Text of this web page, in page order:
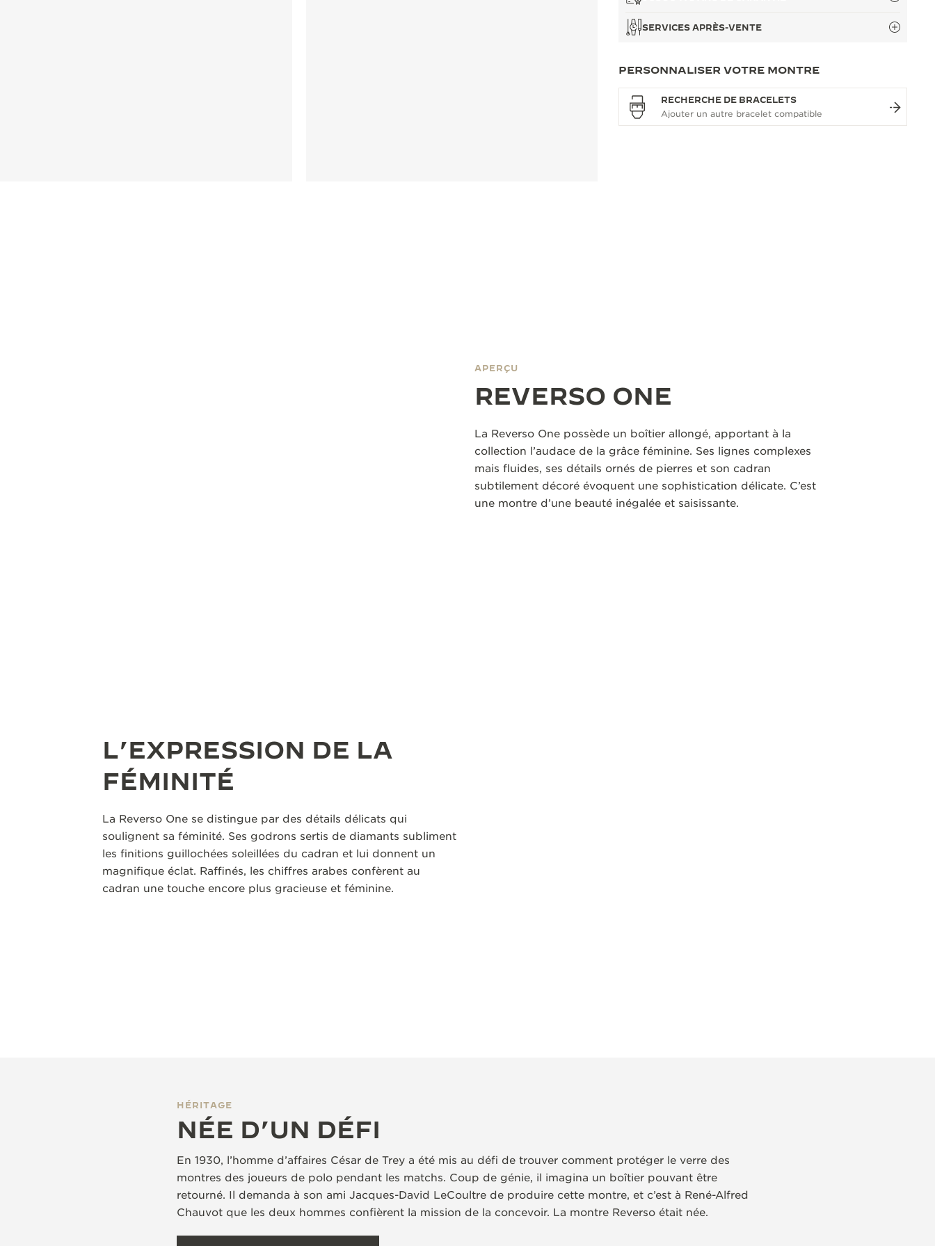
SERVICES APRÈS-VENTE
PERSONNALISER VOTRE MONTRE
RECHERCHE DE BRACELETS
APERÇU
REVERSO ONE
La Reverso One possède un boîtier allongé, apportant à la
collection l’audace de la grâce féminine. Ses lignes complexes
mais fluides, ses détails ornés de pierres et son cadran
subtilement décoré évoquent une sophistication délicate. C’est
une montre d’une beauté inégalée et saisissante.
L’EXPRESSION DE LA
FÉMINITÉ
La Reverso One se distingue par des détails délicats qui
soulignent sa féminité. Ses godrons sertis de diamants subliment
les finitions guillochées soleillées du cadran et lui donnent un
magnifique éclat. Raffinés, les chiffres arabes confèrent au
cadran une touche encore plus gracieuse et féminine.
HÉRITAGE
NÉE D’UN DÉFI
En 1930, l’homme d’affaires César de Trey a été mis au défi de trouver comment protéger le verre des
montres des joueurs de polo pendant les matchs. Coup de génie, il imagina un boîtier pouvant être
retourné. Il demanda à son ami Jacques-David LeCoultre de produire cette montre, et c’est à René-Alfred
Chauvot que les deux hommes confièrent la mission de la concevoir. La montre Reverso était née.